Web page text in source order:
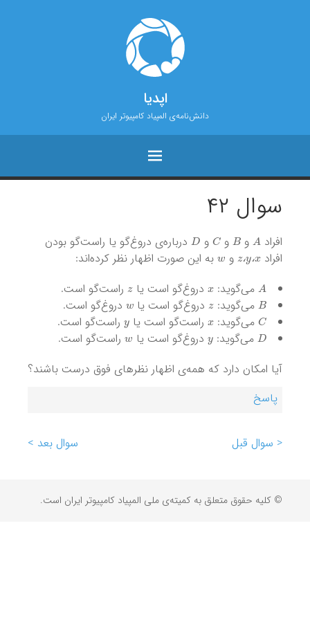
اپدیا
دانش‌نامه‌ی المپیاد کامپیوتر ایران
سوال ۴۲
افراد A و B وC و Dدرباره‌ی دروغ‌گو یا راست‌گو بودن
افراد
، ،
z ،y ،x و wبه این صورت اظهار نظر کرده‌اند:
A می‌گوید: دروغ‌گو است یا راست‌گو است. B می‌گوید:zدروغ‌گو است یا w دروغ‌گو است. C می‌گوید:x راست‌گو است یاy راست‌گو است. D می‌گوید:y دروغ‌گو است یا wراست‌گو است.
آیا امکان دارد که همه‌ی اظهار نظرهای فوق درست باشند؟
پاسخ
< سوال قبل سوال بعد >
© کلیه حقوق متعلق به کمیته‌ی ملی المپیاد کامپیوتر ایران است.